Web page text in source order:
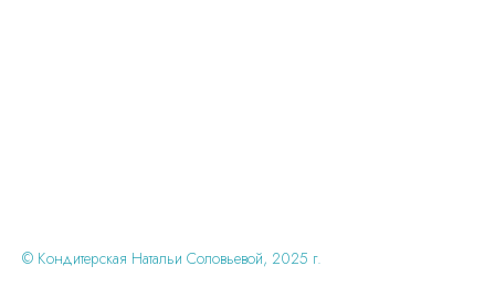
© Кондитерская Натальи Соловьевой, 2025 г.